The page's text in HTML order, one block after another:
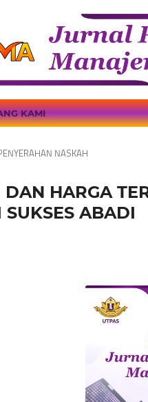
KAMI
NASKAH
HARGA
ABADI